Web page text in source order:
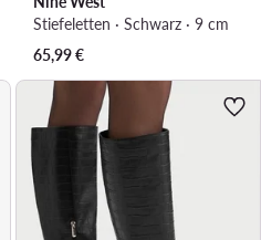
Stiefeletten · Schwarz · 9 cm
65,99€